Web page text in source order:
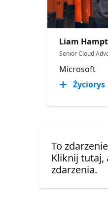
Liam
Senior Cloud
Microsoft
Życiorys
To
Kliknij tutaj,
zdarzenia.